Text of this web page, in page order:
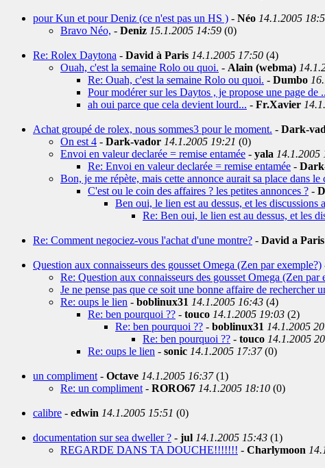
pour Kun et pour Deniz (ce n'est pas un HS ) - Néo 14.1.2005
Bravo Néo, - Deniz 15.1.2005 14:59 (0)
Re: Rolex Daytona - David à Paris 14.1.2005 17:50 (4)
Ouah, c'est la semaine Rolo ou quoi. - Alain (webma)
Re: Ouah, c'est la semaine Rolo ou quoi. - Dumbo
Pour modérer sur les Daytos , je propose une page de
ah oui parce que cela devient lourd... - Fr.Xavier
Achat groupé de rolex, nous sommes3 pour le moment. - Dark-
On est 4 - Dark-vador 14.1.2005 19:21 (0)
Envoi en valeur declarée = remise entamée - yala 14.1.2005
Re: Envoi en valeur declarée = remise entamée -
Bon, je me répète, mais cette annonce aurait sa place dans le
C'est ou le coin des affaires ? les petites annonces ? -
Ben oui, le lien est au dessus, et les discussions
Re: Ben oui, le lien est au dessus, et les
Re: Comment negociez-vous l'achat d'une montre? - David a Paris
Question aux connaisseurs des gousset Omega (Zen par exemple?)
Re: Question aux connaisseurs des gousset Omega (Zen par
Je ne pense pas que ce soit une bonne affaire de rechercher
Re: oups le lien - boblinux31 14.1.2005 16:43 (4)
Re: ben pourquoi ?? - touco 14.1.2005 19:03 (2)
Re: ben pourquoi ?? - boblinux31 14.1.2005
Re: ben pourquoi ?? - touco 14.1.2005
Re: oups le lien - sonic 14.1.2005 17:37(0)
un compliment - Octave 14.1.2005 16:37(1)
Re: un compliment - RORO67 14.1.2005 18:10 (0)
calibre - edwin 14.1.2005 15:51 (0)
documentation sur sea dweller ? - jul 14.1.2005 15:43 (1)
REGARDE DANS TA DOUCHE!!!!!!! - Charlymoon